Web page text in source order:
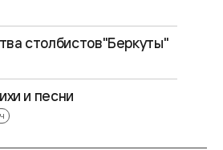
столбистов"Беркуты"
и песни